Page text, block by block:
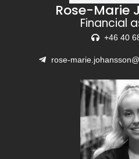
Rose-Marie
Financial
+46 40
rose-